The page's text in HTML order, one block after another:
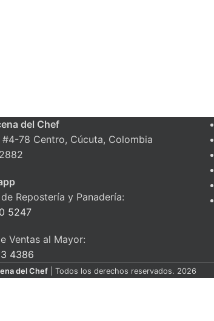
del Chef
#4-78 Centro, Cúcuta, Colombia
Repostería y Panadería:
5247
Ventas al Mayor:
4386
del Chef | Todos los derechos reservados. 2026